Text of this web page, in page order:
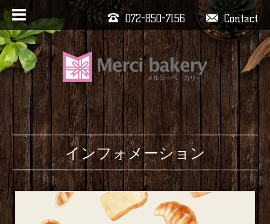
Contact
072-850-7156
インフォメーション